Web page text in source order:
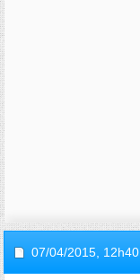
07/04/2015, 12h40